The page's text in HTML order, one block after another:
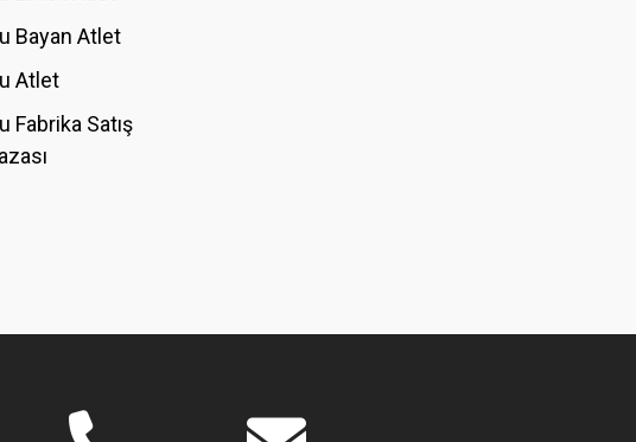
Bayan Atlet
Atlet
Fabrika Satış